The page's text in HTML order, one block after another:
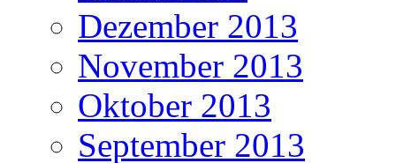
Dezember 2013
November 2013
Oktober 2013
September 2013